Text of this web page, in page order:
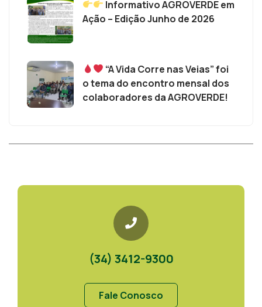
Informativo AGROVERDE em
Ação – Edição Junho de 2026
“A Vida Corre nas Veias” foi
o tema do encontro mensal dos
colaboradores da AGROVERDE!
(34) 3412-9300
Fale Conosco